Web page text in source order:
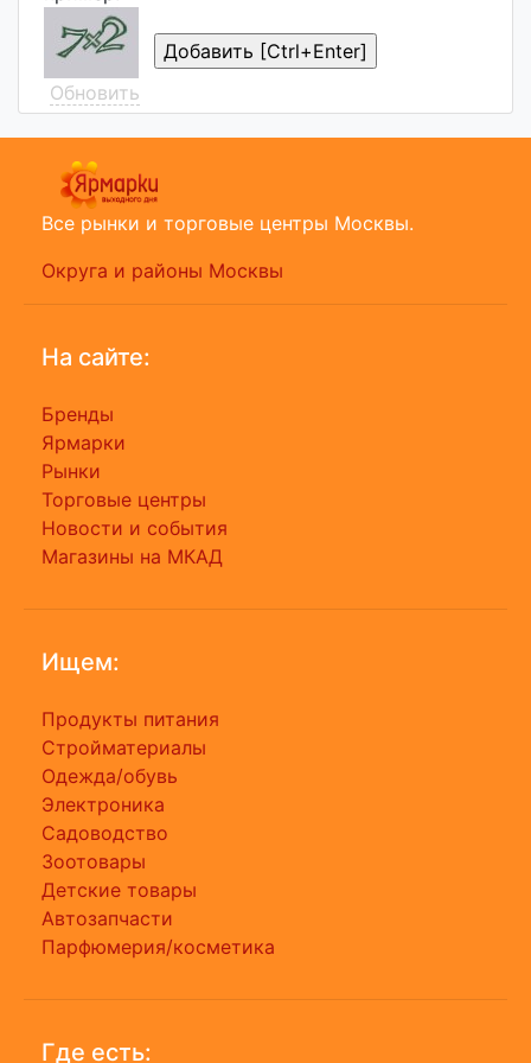
Обновить
Все рынки и торговые центры Москвы.
Округа и районы Москвы
На сайте:
Бренды
Ярмарки
Рынки
Торговые центры
Новости и события
Магазины на МКАД
Ищем:
Продукты питания
Стройматериалы
Одежда/обувь
Электроника
Садоводство
Зоотовары
Детские товары
Автозапчасти
Парфюмерия/косметика
Где есть: